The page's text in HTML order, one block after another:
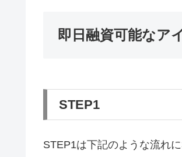
即日融資可能なア
STEP1
STEP1は下記のような流れに